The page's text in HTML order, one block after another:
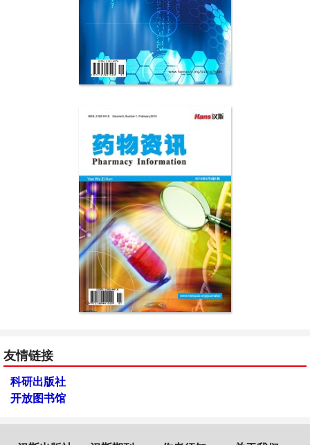
友情链接
科研出版社
开放图书馆